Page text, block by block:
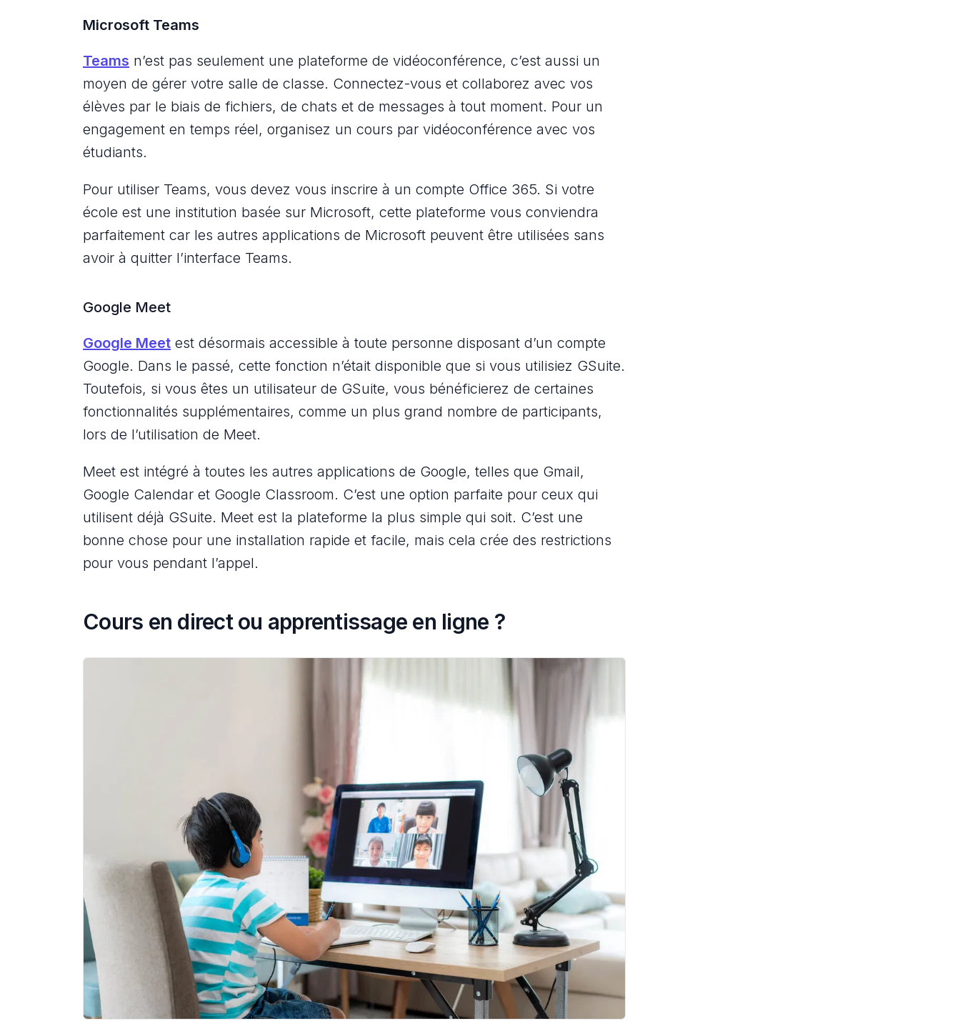
Microsoft Teams
Teams n’est pas seulement une plateforme de vidéoconférence, c’est aussi un
moyen de gérer votre salle de classe. Connectez-vous et collaborez avec vos
élèves par le biais de fichiers, de chats et de messages à tout moment. Pour un
engagement en temps réel, organisez un cours par vidéoconférence avec vos
étudiants.
Pour utiliser Teams, vous devez vous inscrire à un compte Office 365. Si votre
école est une institution basée sur Microsoft, cette plateforme vous conviendra
parfaitement car les autres applications de Microsoft peuvent être utilisées sans
avoir à quitter l’interface Teams.
Google Meet
Google Meet est désormais accessible à toute personne disposant d’un compte
Google. Dans le passé, cette fonction n’était disponible que si vous utilisiez GSuite.
Toutefois, si vous êtes un utilisateur de GSuite, vous bénéficierez de certaines
fonctionnalités supplémentaires, comme un plus grand nombre de participants,
lors de l’utilisation de Meet.
Meet est intégré à toutes les autres applications de Google, telles que Gmail,
Google Calendar et Google Classroom. C’est une option parfaite pour ceux qui
utilisent déjà GSuite. Meet est la plateforme la plus simple qui soit. C’est une
bonne chose pour une installation rapide et facile, mais cela crée des restrictions
pour vous pendant l’appel.
Cours en direct ou apprentissage en ligne ?